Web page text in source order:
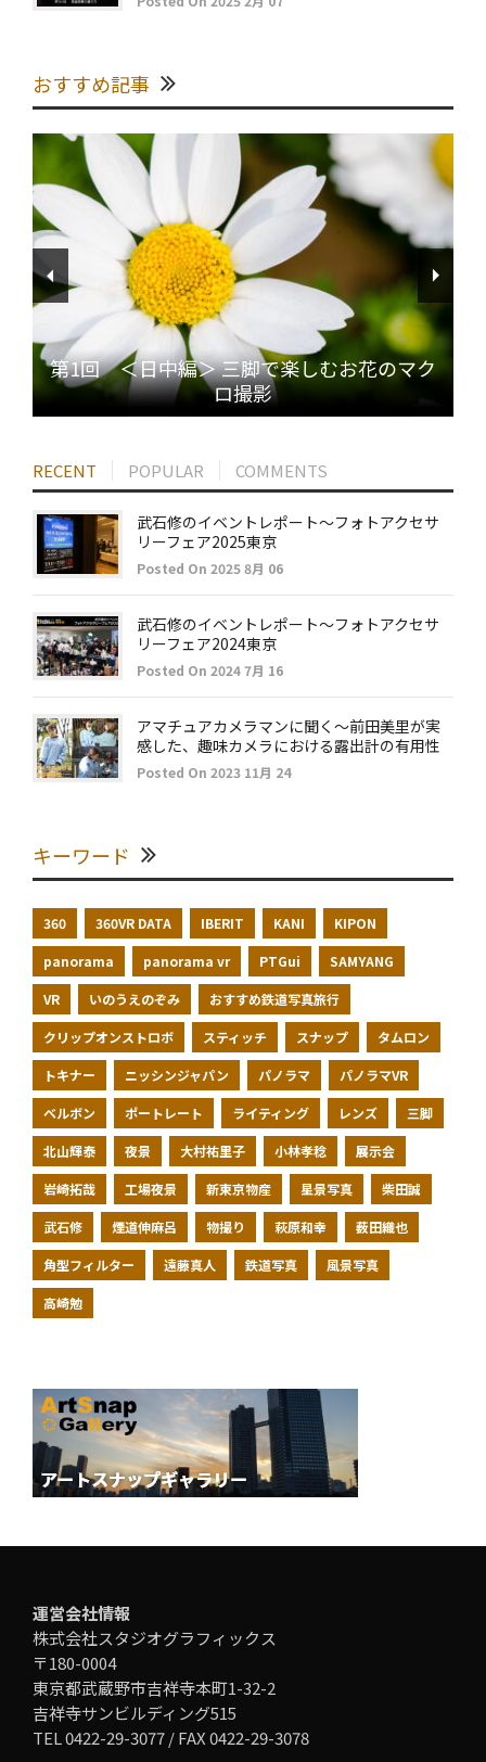
おすすめ記事
第1回 ＜日中編＞ 三脚で楽しむお花のマク
ロ撮影
RECENT POPULAR COMMENTS
武石修のイベントレポート～フォトアクセサ
リーフェア2025東京
Posted On 2025 8月 06
武石修のイベントレポート～フォトアクセサ
リーフェア2024東京
Posted On 2024 7月 16
アマチュアカメラマンに聞く～前田美里が実
感した、趣味カメラにおける露出計の有用性
Posted On 2023 11月 24
キーワード
360 360VR DATA IBERIT KANI KIPON
panorama panorama vr PTGui SAMYANG
VR いのうえのぞみ おすすめ鉄道写真旅行
クリップオンストロボ スティッチ スナップ タムロン
トキナー ニッシンジャパン パノラマ パノラマVR
ベルボン ポートレート ライティング レンズ 三脚
北山輝泰 夜景 大村祐里子 小林孝稔 展示会
岩崎拓哉 工場夜景 新東京物産 星景写真 柴田誠
武石修 煙道伸麻呂 物撮り 萩原和幸 薮田織也
角型フィルター 遠藤真人 鉄道写真 風景写真
高崎勉
運営会社情報
株式会社スタジオグラフィックス
〒180-0004
東京都武蔵野市吉祥寺本町1-32-2
吉祥寺サンビルディング515
TEL 0422-29-3077 / FAX 0422-29-3078